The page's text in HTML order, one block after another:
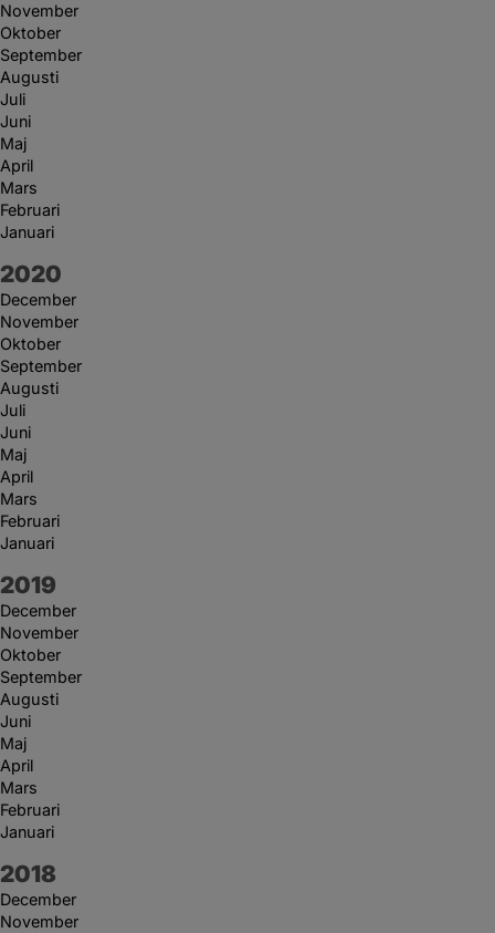
November
Oktober
September
Augusti
Juli
Juni
Maj
April
Mars
Februari
Januari
År:
2020
December
November
Oktober
September
Augusti
Juli
Juni
Maj
April
Mars
Februari
Januari
År:
2019
December
November
Oktober
September
Augusti
Juni
Maj
April
Mars
Februari
Januari
År:
2018
December
November